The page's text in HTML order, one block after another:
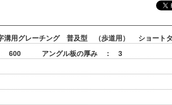
用グレーチング 普及型 （歩道用） ショート
： 600 アングル板の厚み ： 3